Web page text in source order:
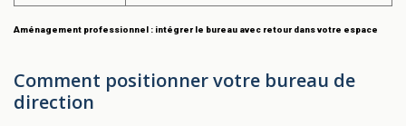
Aménagement professionnel : intégrer le bureau avec retour dans votre espace
Comment positionner votre bureau de
direction